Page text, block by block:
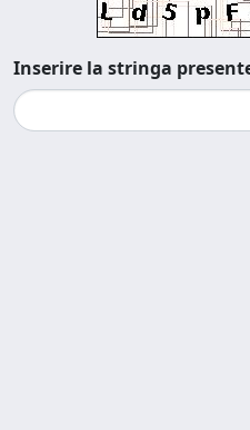
Inserire la stringa